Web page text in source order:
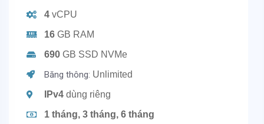
4 vCPU
16GB RAM
690GB SSD NVMe
Băng thông: Unlimited
IPv4dùng riêng
1 tháng, 3 tháng, 6 tháng